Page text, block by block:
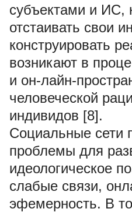
субъектами и ИС,
отстаивать свои
конструировать
возникают в
и он-лайн-
человеческой
индивидов [8].
Социальные сети
проблемы для
идеологическое
слабые связи,
эфемерность. В